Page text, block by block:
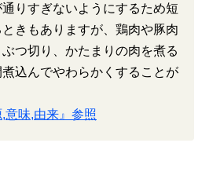
りすぎないようにするため短
きもありますが、鶏肉や豚肉
つ切り、かたまりの肉を煮る
込んでやわらかくすることが
,意味,由来』参照